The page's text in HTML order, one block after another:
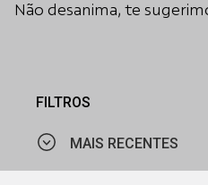
Não desanima, te
FILTROS
MAIS RECENTES